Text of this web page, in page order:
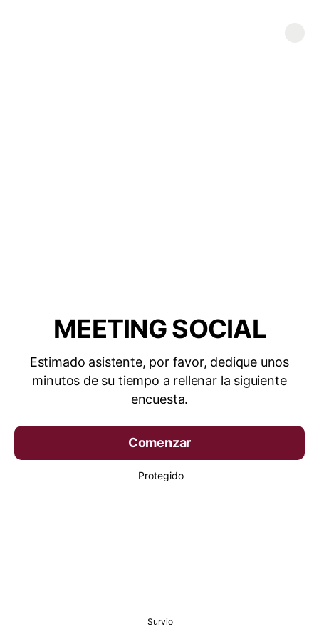
MEETING SOCIAL
Estimado asistente, por favor, dedique unos
minutos de su tiempo a rellenar la siguiente
encuesta.
Comenzar
Protegido
Survio